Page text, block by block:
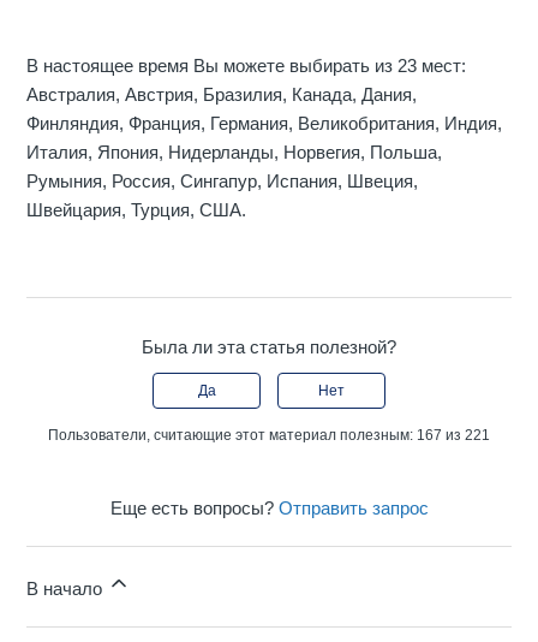
В настоящее время Вы можете выбирать из 23 мест:
Австралия, Австрия, Бразилия, Канада, Дания,
Финляндия, Франция, Германия, Великобритания, Индия,
Италия, Япония, Нидерланды, Норвегия, Польша,
Румыния, Россия, Сингапур, Испания, Швеция,
Швейцария, Турция, США.
Была ли эта статья полезной?
Да Нет
Пользователи, считающие этот материал полезным: 167 из 221
Еще есть вопросы? Отправить запрос
В начало